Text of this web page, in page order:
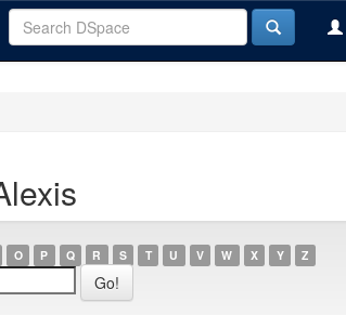
O P Q R S T U V W X Y Z